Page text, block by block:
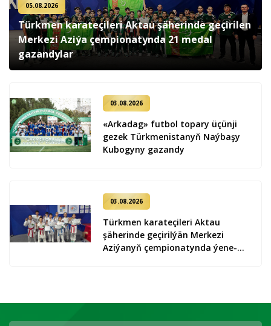
05.08.2026
Türkmen karateçileri Aktau şäherinde geçirilen
Merkezi Aziýa çempionatynda 21 medal
gazandylar
03.08.2026
«Arkadag» futbol topary üçünji
gezek Türkmenistanyň Naýbaşy
Kubogyny gazandy
03.08.2026
Türkmen karateçileri Aktau
şäherinde geçirilýän Merkezi
Aziýanyň çempionatynda ýene-de